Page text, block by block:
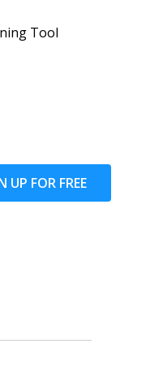
Tool
UP FOR FREE